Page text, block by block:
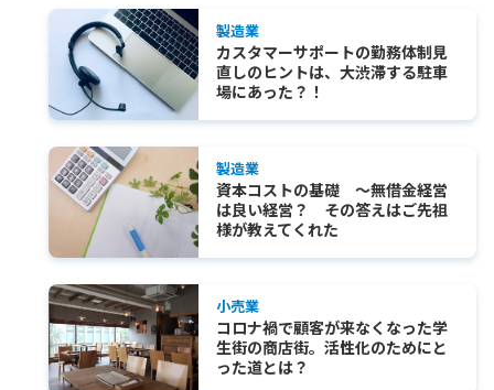
製造業
カスタマーサポートの勤務体制見
直しのヒントは、大渋滞する駐車
場にあった？！
製造業
資本コストの基礎 ～無借金経営
は良い経営？ その答えはご先祖
様が教えてくれた
小売業
コロナ禍で顧客が来なくなった学
生街の商店街。活性化のためにと
った道とは？